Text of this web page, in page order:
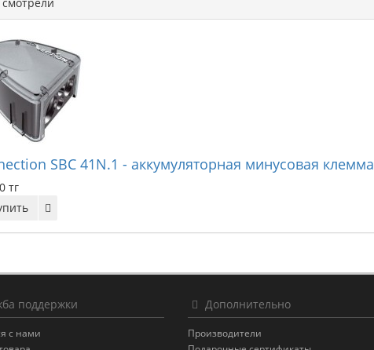
SBC 41N.1 - аккумуляторная минусовая клемма
тг
поддержки
с нами
Дополнительно
Производители